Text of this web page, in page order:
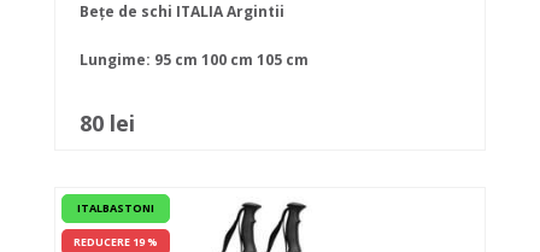
Bețe de schi ITALIA Argintii
Lungime: 95 cm 100 cm 105 cm
80 lei
ITALBASTONI
REDUCERE 19 %